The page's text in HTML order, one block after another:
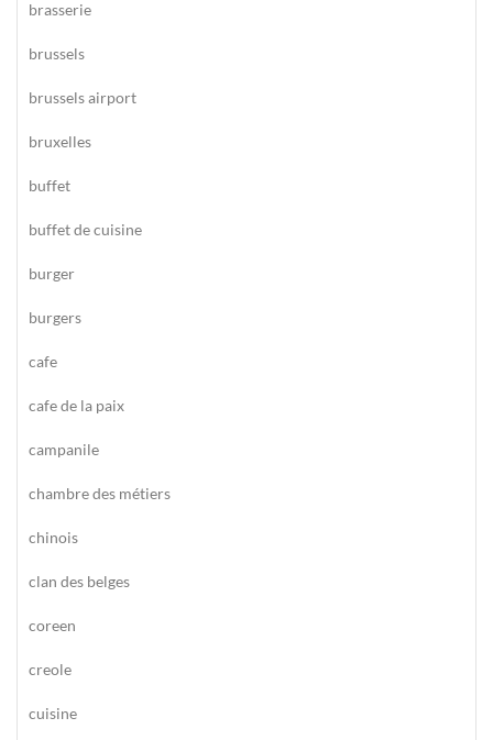
brasserie
brussels
brussels airport
bruxelles
buffet
buffet de cuisine
burger
burgers
cafe
cafe de la paix
campanile
chambre des métiers
chinois
clan des belges
coreen
creole
cuisine